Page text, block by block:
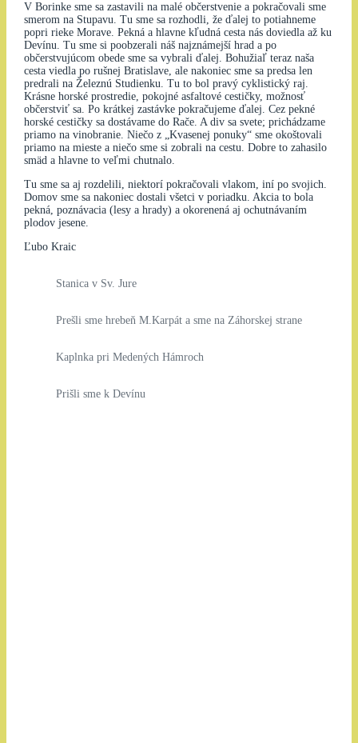
V Borinke sme sa zastavili na malé občerstvenie a pokračovali sme
smerom na Stupavu. Tu sme sa rozhodli, že ďalej to potiahneme
popri rieke Morave. Pekná a hlavne kľudná cesta nás doviedla až ku
Devínu. Tu sme si poobzerali náš najznámejší hrad a po
občerstvujúcom obede sme sa vybrali ďalej. Bohužiaľ teraz naša
cesta viedla po rušnej Bratislave, ale nakoniec sme sa predsa len
predrali na Železnú Studienku. Tu to bol pravý cyklistický raj.
Krásne horské prostredie, pokojné asfaltové cestičky, možnosť
občerstviť sa. Po krátkej zastávke pokračujeme ďalej. Cez pekné
horské cestičky sa dostávame do Rače. A div sa svete; prichádzame
priamo na vinobranie. Niečo z „Kvasenej ponuky“ sme okoštovali
priamo na mieste a niečo sme si zobrali na cestu. Dobre to zahasilo
smäd a hlavne to veľmi chutnalo.
Tu sme sa aj rozdelili, niektorí pokračovali vlakom, iní po svojich.
Domov sme sa nakoniec dostali všetci v poriadku. Akcia to bola
pekná, poznávacia (lesy a hrady) a okorenená aj ochutnávaním
plodov jesene.
Ľubo Kraic
Stanica v Sv. Jure
Prešli sme hrebeň M.Karpát a sme na Záhorskej strane
Kaplnka pri Medených Hámroch
Prišli sme k Devínu